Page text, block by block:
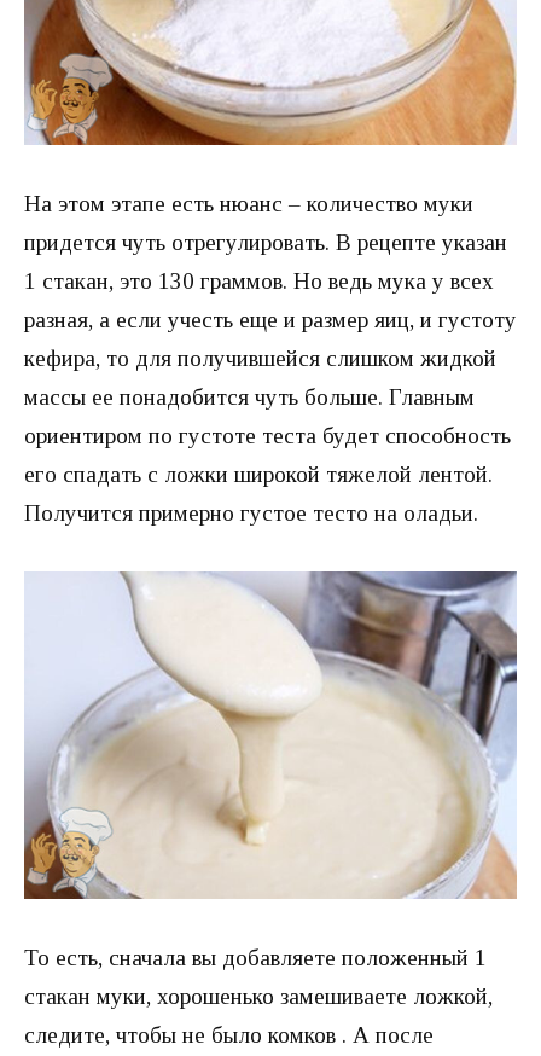
На этом этапе есть нюанс – количество муки
придется чуть отрегулировать. В рецепте указан
1 стакан, это 130 граммов. Но ведь мука у всех
разная, а если учесть еще и размер яиц, и густоту
кефира, то для получившейся слишком жидкой
массы ее понадобится чуть больше. Главным
ориентиром по густоте теста будет способность
его спадать с ложки широкой тяжелой лентой.
Получится примерно густое тесто на оладьи.
То есть, сначала вы добавляете положенный 1
стакан муки, хорошенько замешиваете ложкой,
следите, чтобы не было комков . А после